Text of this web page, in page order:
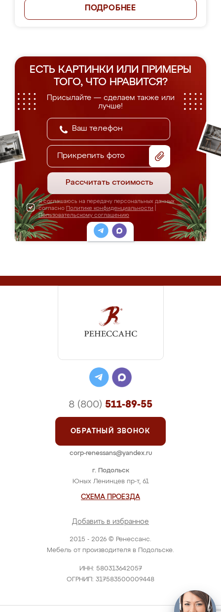
ПОДРОБНЕЕ
ЕСТЬ КАРТИНКИ ИЛИ ПРИМЕРЫ
ТОГО, ЧТО НРАВИТСЯ?
Присылайте — сделаем также или
лучше!
Прикрепить фото
Рассчитать стоимость
Я соглашаюсь на передачу персональных данных
согласно Политике конфиденциальности
Пользовательскому соглашению
2015 - 2026 © Ренессанс.
Мебель от производителя в Подольске.
ИНН: 580313642057
ОГРНИП: 317583500009448
г. Подольск
Юных Ленинцев пр-т, 61
СХЕМА ПРОЕЗДА
Добавить в избранное
8 (800) 511-89-55
ОБРАТНЫЙ ЗВОНОК
corp-renessans@yandex.ru